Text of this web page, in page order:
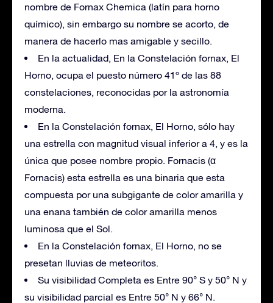
nombre de Fornax Chemica (latín para horno
químico), sin embargo su nombre se acorto, de
manera de hacerlo mas amigable y secillo.
En la actualidad, En la Constelación fornax, El
Horno, ocupa el puesto número 41º de las 88
constelaciones, reconocidas por la astronomía
moderna.
En la Constelación fornax, El Horno, sólo hay
una estrella con magnitud visual inferior a 4, y es la
única que posee nombre propio. Fornacis (α
Fornacis) esta estrella es una binaria que esta
compuesta por una subgigante de color amarilla y
una enana también de color amarilla menos
luminosa que el Sol.
En la Constelación fornax, El Horno, no se
presetan lluvias de meteoritos.
Su visibilidad Completa es Entre 90° S y 50° N y
su visibilidad parcial es Entre 50° N y 66° N.